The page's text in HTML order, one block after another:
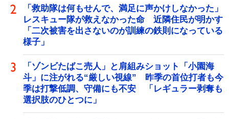
「救助隊は何もせんで、満足に声かけしなかった」
レスキュー隊が救えなかった命 近隣住民が明かす
「二次被害を出さないのが訓練の鉄則になっている
様子」
「ゾンビたばこ売人」と肩組みショット「小園海
斗」に注がれる“厳しい視線” 昨季の首位打者も今
季は打撃低調、守備にも不安 「レギュラー剥奪も
選択肢のひとつに」